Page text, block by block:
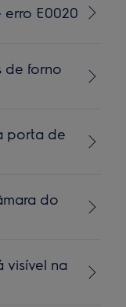
E0020
de forno
porta de
do
visível na